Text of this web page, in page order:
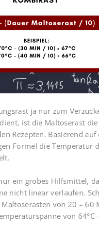
ja nur zum
ist die Maltoserast
Rezepten. Basierend
Formel die Temperatur
ein grobes Hilfsmittel,
nicht linear verlaufen.
von 20 – 60
von 64°C